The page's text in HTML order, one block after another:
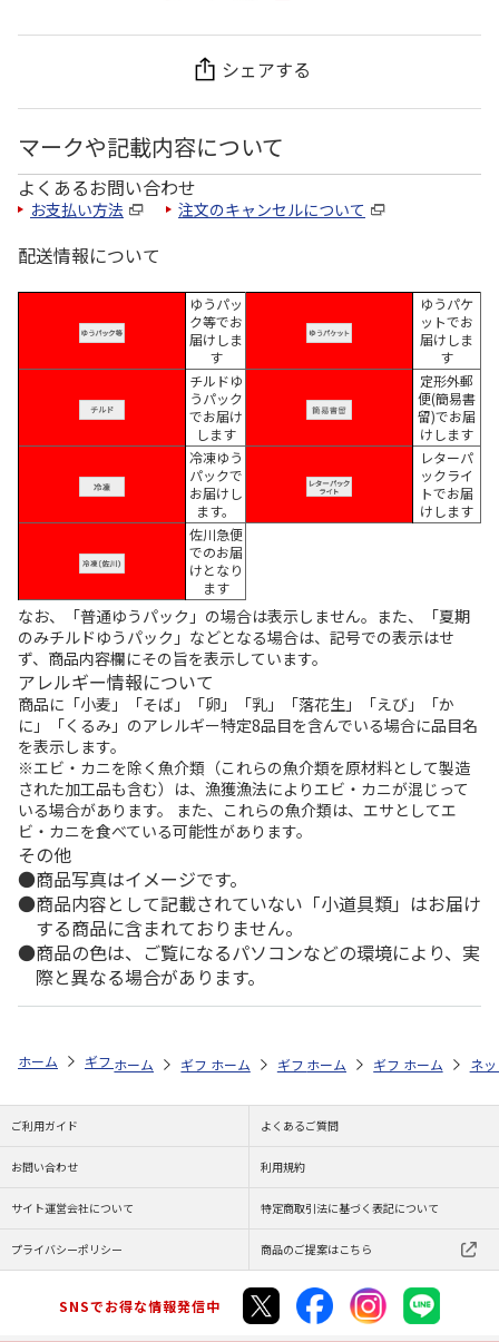
シェアする
マークや記載内容について
よくあるお問い合わせ
お支払い方法 注文のキャンセルについて
配送情報について
ゆうパッ
ク等でお
届けしま
す
ゆうパケ
ットでお
届けしま
す
チルドゆ
うパック
でお届け
します
定形外郵
便(簡易書
留)でお届
けします
冷凍ゆう
パックで
お届けし
ます。
レターパ
ックライ
トでお届
けします
佐川急便
でのお届
けとなり
ます
なお、「普通ゆうパック」の場合は表示しません。また、「夏期
のみチルドゆうパック」などとなる場合は、記号での表示はせ
ず、商品内容欄にその旨を表示しています。
アレルギー情報について
商品に「小麦」「そば」「卵」「乳」「落花生」「えび」「か
に」「くるみ」のアレルギー特定8品目を含んでいる場合に品目名
を表示します。
※エビ・カニを除く魚介類（これらの魚介類を原材料として製造
された加工品も含む）は、漁獲漁法によりエビ・カニが混じって
いる場合があります。 また、これらの魚介類は、エサとしてエ
ビ・カニを食べている可能性があります。
その他
商品写真はイメージです。
商品内容として記載されていない「小道具類」はお届け
する商品に含まれておりません。
商品の色は、ご覧になるパソコンなどの環境により、実
際と異なる場合があります。
ホーム ギフトストア お中元・夏ギフト特集 2026 お菓子・スイーツ
ホーム ギフトストア お中元・夏ギフト特集 2026
ホーム ギフトストア お中元・夏ギフト
ホーム ギフトストア お
ホーム ネ
ご利用ガイド よくあるご質問
お問い合わせ 利用規約
サイト運営会社について 特定商取引法に基づく表記について
プライバシーポリシー 商品のご提案はこちら
SNSでお得な情報発信中